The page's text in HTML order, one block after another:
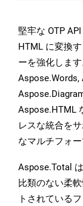
堅牢な OTP
HTML に変換
ーを強化しま
Aspose.Words,
Aspose.HTML
レスな統合を
なマルチフォ
Aspose.Total
比類のない柔
トされている